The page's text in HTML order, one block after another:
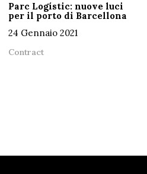
Parc Logístic: nuove luci
per il porto di Barcellona
24 Gennaio 2021
Contract